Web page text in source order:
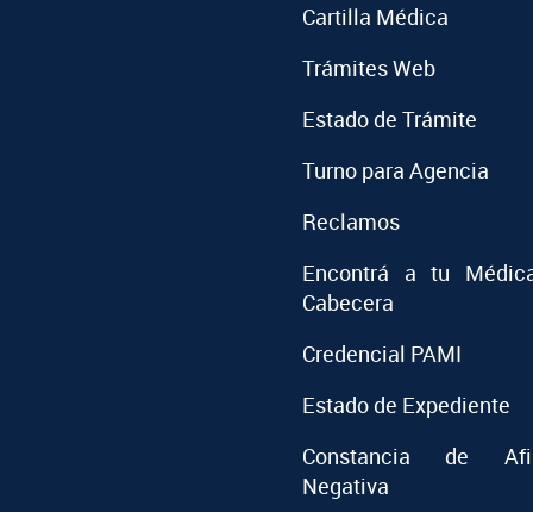
Cartilla Médica
Trámites Web
Estado de Trámite
Turno para Agencia
Reclamos
Encontrá a tu
Cabecera
Credencial PAMI
Estado de Expediente
Constancia de
Negativa